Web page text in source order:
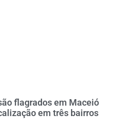
flagrados em Maceió
em três bairros